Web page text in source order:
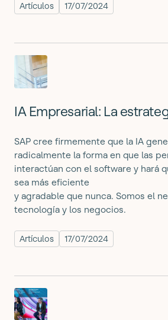
Artículos 17/07/2024
IA Empresarial: La
SAP cree firmemente que la IA
radicalmente la forma en que las
interactúan con el software y hará
sea más eficiente
y agradable que nunca. Somos el
tecnología y los negocios.
Artículos 17/07/2024